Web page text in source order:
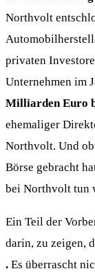
Northvolt
privaten
Unternehmen im
Milliarden Euro
ehemaliger
Northvolt. Und
Börse gebracht
bei Northvolt tun
Ein Teil der
darin, zu zeigen,
. Es überrascht